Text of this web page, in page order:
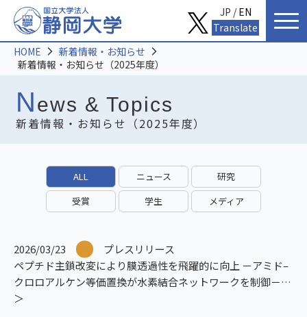
News & Topics
新着情報・お知らせ（2025年度）
HOME
新着情報・お知らせ
新着情報・お知らせ（2025年度）
ALL ニュース
研究
受賞
学生 メディア
2026/03/23
プレスリリース
ペプチド主鎖改変により膜透過性を飛躍的に向上 －アミド–
クロロアルケン等価置換が水素結合ネットワークを制御－
JP /EN
Translate